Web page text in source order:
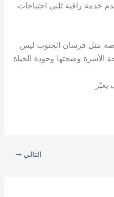
خدمة راقية تلبي احتياجات
مثل فرسان الجنوب ليس
الأسرة وصحتها وجودة الحياة
التالي